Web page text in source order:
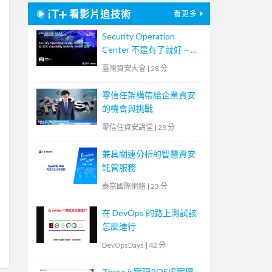
看影片追技術 看更多
Security Operation
Center 不是有了就好 ~ 從
SOC Capability Maturity
臺灣資安大會 | 28 分
零信任架構帶給企業資安
的機會與挑戰
零信任資安講堂 | 28 分
兼具關連分析的智慧資安
託管服務
泰富國際網絡 | 23 分
在 DevOps 的路上測試該
怎麼進行
DevOpsDays | 42 分